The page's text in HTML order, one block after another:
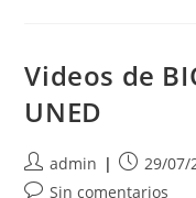
Videos de
UNED
Autor
de
admin
de
29/07/
Comentarios
Sin comentarios